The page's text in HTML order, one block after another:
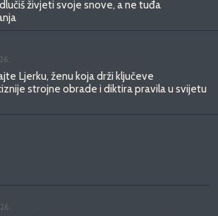
živjeti svoje snove, a ne tuđa
Ljerku, ženu koja drži ključeve
strojne obrade i diktira pravila u svijetu